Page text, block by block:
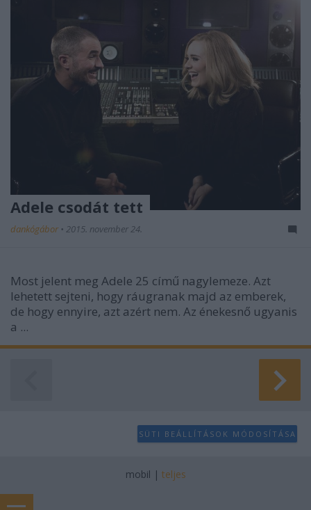
Adele csodát tett
dankógábor • 2015. november 24.
Most jelent meg Adele 25 című nagylemeze. Azt
lehetett sejteni, hogy ráugranak majd az emberek,
de hogy ennyire, azt azért nem. Az énekesnő ugyanis
a ...
SÜTI BEÁLLÍTÁSOK MÓDOSÍTÁSA
mobil | teljes